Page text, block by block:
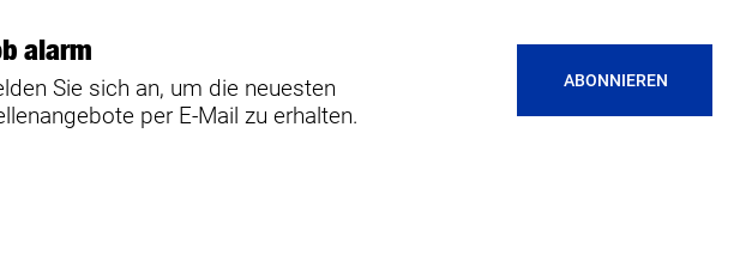
alarm
Sie sich an, um die neuesten
per E-Mail zu erhalten.
ABONNIEREN